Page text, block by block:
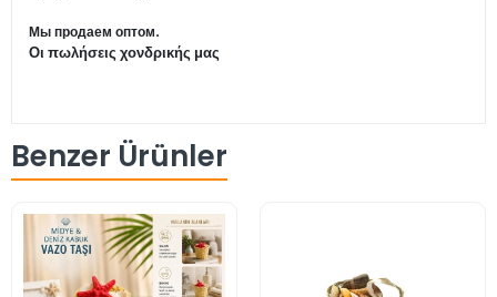
Мы продаем оптом.
Οι πωλήσεις χονδρικής μας
Benzer Ürünler